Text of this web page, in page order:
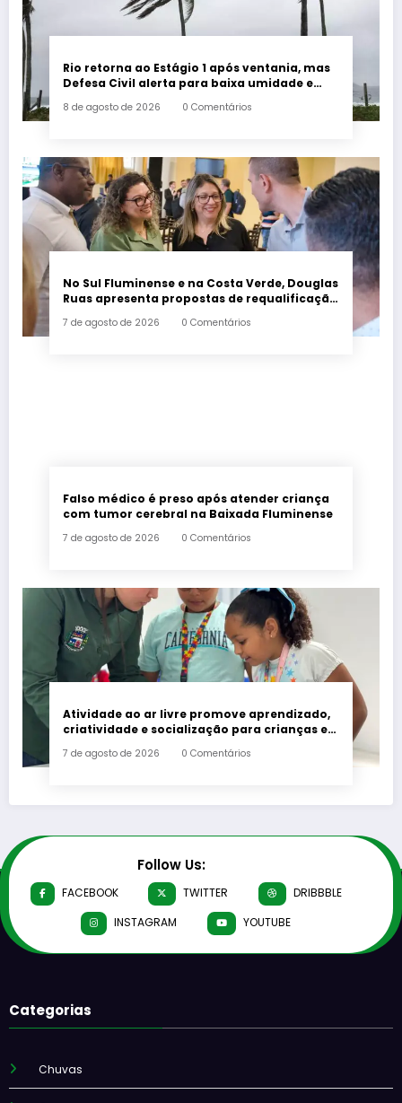
Rio retorna ao Estágio 1 após ventania, mas
Defesa Civil alerta para baixa umidade e
8 de agosto de 2026 0 Comentários
No Sul Fluminense e na Costa Verde, Douglas
Ruas apresenta propostas de requalificação
7 de agosto de 2026 0 Comentários
Falso médico é preso após atender criança
com tumor cerebral na Baixada Fluminense
7 de agosto de 2026 0 Comentários
Atividade ao ar livre promove aprendizado,
criatividade e socialização para crianças e
7 de agosto de 2026 0 Comentários
Follow Us:
FACEBOOK TWITTER
DRIBBBLE
INSTAGRAM
YOUTUBE
Categorias
Chuvas